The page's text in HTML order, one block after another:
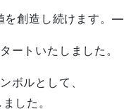
を創造し続けます。―
ートいたしました。
ボルとして、
した。